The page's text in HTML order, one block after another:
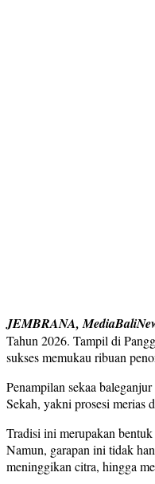
JEMBRANA,
Tahun 2026. Tampil di
sukses memukau ribuan
Penampilan sekaa
Sekah, yakni prosesi merias
Tradisi ini merupakan
Namun, garapan ini tidak
meninggikan citra, hingga